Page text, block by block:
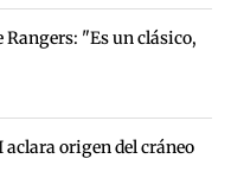
"Es un clásico,
origen del cráneo